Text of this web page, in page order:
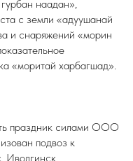
наадан»,
с земли «адуушанай
и снаряжений «морин
«моритай харбагшад».
праздник силами ООО
подвоз к
Иволгинск.